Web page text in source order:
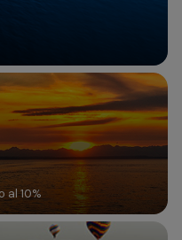
al 10%